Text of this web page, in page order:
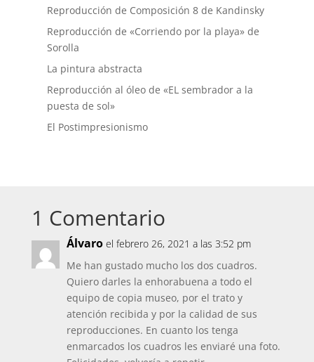
Reproducción de Composición 8 de Kandinsky
Reproducción de «Corriendo por la playa» de
Sorolla
La pintura abstracta
Reproducción al óleo de «EL sembrador a la
puesta de sol»
El Postimpresionismo
1 Comentario
Álvaro el febrero 26, 2021 a las 3:52 pm
Me han gustado mucho los dos cuadros.
Quiero darles la enhorabuena a todo el
equipo de copia museo, por el trato y
atención recibida y por la calidad de sus
reproducciones. En cuanto los tenga
enmarcados los cuadros les enviaré una foto.